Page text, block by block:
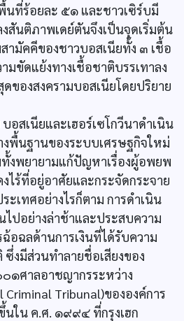
ที่ร้อยละ ๕๑ และชาวเซิร์บมี
นติภาพเดย์ตันจึงเป็นจุดเริ่มต้น
ามัคคีของชาวบอสเนียทั้ง ๓ เชื้อ
ขัดแย้งทางเชื้อชาติบรรเทาลง
ของสงครามบอสเนียโดยปริยาย
สเนียและเฮอร์เซโกวีนาดำเนิน
พื้นฐานของระบบเศรษฐกิจใหม่
งพยายามแก้ปัญหาเรื่องผู้อพยพ
ไร้ที่อยู่อาศัยและกระจัดกระจาย
เทศอย่างไรก็ตาม การดำเนิน
ไปอย่างล่าช้าและประสบความ
อฉลด้านการเงินที่ได้รับความ
งมีส่วนทำลายชื่อเสียงของ
๑ศาลอาชญากรระหว่าง
Tribunal)ขององค์การ
ใน ค.ศ. ๑๙๙๔ ที่กรุงเฮก